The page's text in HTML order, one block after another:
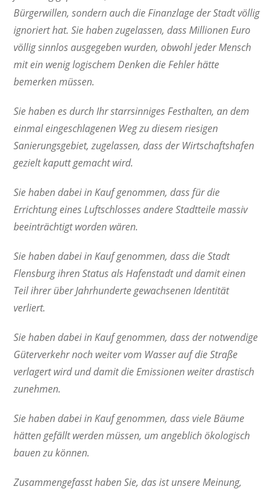
Bürgerwillen, sondern auch die Finanzlage der Stadt völlig
ignoriert hat. Sie haben zugelassen, dass Millionen Euro
völlig sinnlos ausgegeben wurden, obwohl jeder Mensch
mit ein wenig logischem Denken die Fehler hätte
bemerken müssen.
Sie haben es durch Ihr starrsinniges Festhalten, an dem
einmal eingeschlagenen Weg zu diesem riesigen
Sanierungsgebiet, zugelassen, dass der Wirtschaftshafen
gezielt kaputt gemacht wird.
Sie haben dabei in Kauf genommen, dass für die
Errichtung eines Luftschlosses andere Stadtteile massiv
beeinträchtigt worden wären.
Sie haben dabei in Kauf genommen, dass die Stadt
Flensburg ihren Status als Hafenstadt und damit einen
Teil ihrer über Jahrhunderte gewachsenen Identität
verliert.
Sie haben dabei in Kauf genommen, dass der notwendige
Güterverkehr noch weiter vom Wasser auf die Straße
verlagert wird und damit die Emissionen weiter drastisch
zunehmen.
Sie haben dabei in Kauf genommen, dass viele Bäume
hätten gefällt werden müssen, um angeblich ökologisch
bauen zu können.
Zusammengefasst haben Sie, das ist unsere Meinung,